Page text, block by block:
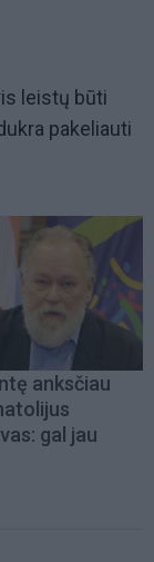
leistų būti
pakeliauti
anksčiau
gal jau